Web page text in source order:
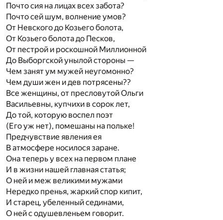
Почто сия на лицах всех забота?
Почто сей шум, волнение умов?
От Невского до Козьего болота,
От Козьего болота до Песков,
От пестрой и роскошной Миллионной
До Выборгской унылой стороны —
Чем занят ум мужей неугомонно?
Чем души жен и дев потрясены??
Все женщины, от пресловутой Ольги
Васильевны, купчихи в сорок лет,
До той, которую воспел поэт
(Его уж нет), помешаны на польке!
Предчувствие явления ея
В атмосфере носилося заране.
Она теперь у всех на первом плане
И в жизни нашей главная статья;
О ней и меж великими мужами
Нередко пренья, жаркий спор кипит,
И старец, убеленный сединами,
О ней с одушевленьем говорит.